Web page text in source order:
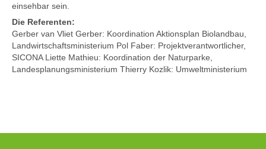
einsehbar sein.
Die Referenten:
Gerber van Vliet Gerber: Koordination Aktionsplan Biolandbau,
Landwirtschaftsministerium Pol Faber: Projektverantwortlicher,
SICONA Liette Mathieu: Koordination der Naturparke,
Landesplanungsministerium Thierry Kozlik: Umweltministerium